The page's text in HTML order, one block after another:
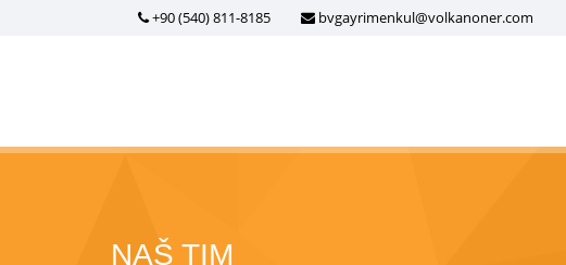
+90 (540) 811-8185
bvgayrimenkul@volkanoner.com
NAŠ TIM